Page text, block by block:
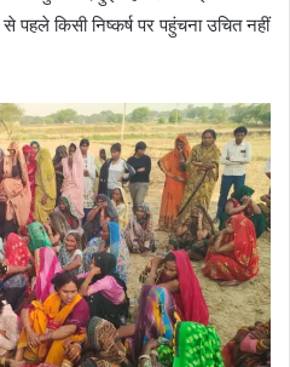
पहले किसी निष्कर्ष पर पहुंचना उचित नहीं